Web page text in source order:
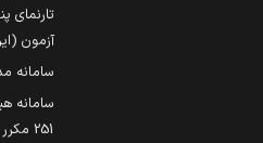
تارنمای
آزمون
سامانه
سامانه
251